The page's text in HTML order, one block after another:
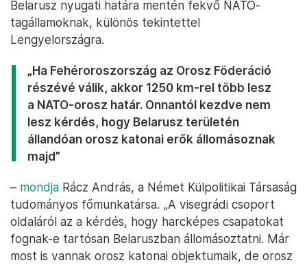
Belarusz nyugati határa mentén fekvő NATO-
tagállamoknak, különös tekintettel
Lengyelországra.
„Ha Fehéroroszország az Orosz Föderáció
részévé válik, akkor 1250 km-rel több lesz
a NATO-orosz határ. Onnantól kezdve nem
lesz kérdés, hogy Belarusz területén
állandóan orosz katonai erők állomásoznak
majd”
– mondja Rácz András, a Német Külpolitikai Társaság
tudományos főmunkatársa. „A visegrádi csoport
oldaláról az a kérdés, hogy harcképes csapatokat
fognak-e tartósan Belaruszban állomásoztatni. Már
most is vannak orosz katonai objektumaik, de orosz